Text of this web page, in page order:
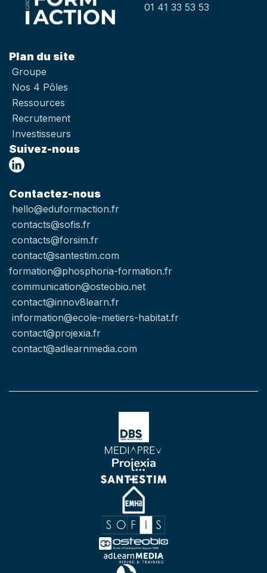
01 41 33 53 53
Plan du site
Groupe
Nos 4 Pôles
Ressources
Recrutement
Investisseurs
Suivez-nous
Contactez-nous
hello@eduformaction.fr
contacts@sofis.fr
contacts@forsim.fr
contact@santestim.com
formation@phosphoria-formation.fr
communication@osteobio.net
contact@innov8learn.fr
information@ecole-metiers-habitat.fr
contact@projexia.fr
contact@adlearnmedia.com